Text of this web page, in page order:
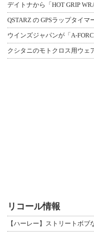
デイトナから「HOT GRIP
QSTARZ の GPSラップタイ
ウインズジャパンが「A-
リコール情報
【ハーレー】ストリートボ